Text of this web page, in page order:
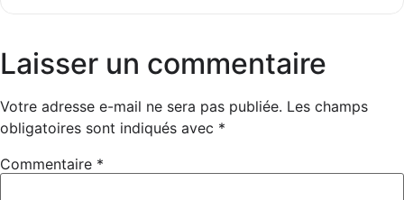
Laisser un commentaire
Votre adresse e-mail ne sera pas publiée. Les champs
obligatoires sont indiqués avec *
Commentaire *